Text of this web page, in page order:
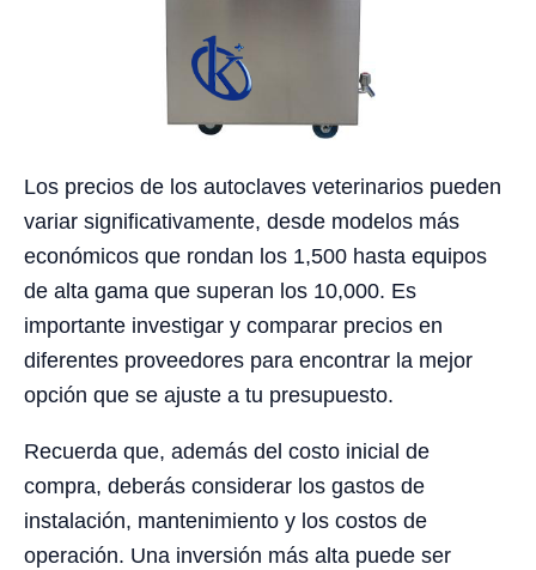
Los precios de los autoclaves veterinarios pueden
variar significativamente, desde modelos más
económicos que rondan los 1,500 hasta equipos
de alta gama que superan los 10,000. Es
importante investigar y comparar precios en
diferentes proveedores para encontrar la mejor
opción que se ajuste a tu presupuesto.
Recuerda que, además del costo inicial de
compra, deberás considerar los gastos de
instalación, mantenimiento y los costos de
operación. Una inversión más alta puede ser